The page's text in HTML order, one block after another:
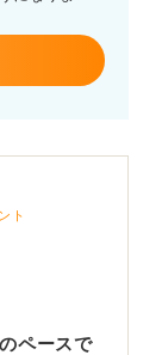
ていただけ
ト
ペースで